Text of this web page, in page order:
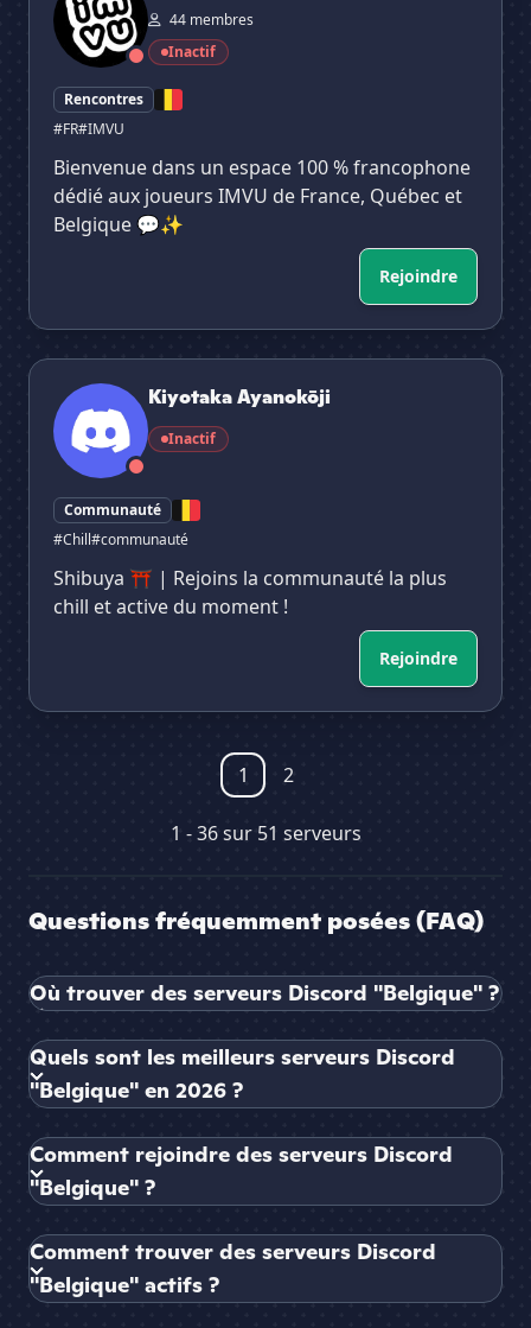
44 membres
Inactif
Rencontres
#FR#IMVU
Bienvenue dans un espace 100 % francophone
dédié aux joueurs IMVU de France, Québec et
Belgique 💬✨
Rejoindre
Kiyotaka Ayanokōji
Kiyotaka Ayanokōji
Inactif
Communauté
#Chill#communauté
Shibuya ⛩️ | Rejoins la communauté la plus
chill et active du moment !
Rejoindre
1 2
1 - 36 sur 51 serveurs
Questions fréquemment posées (FAQ)
Où trouver des serveurs Discord "Belgique" ?
Quels sont les meilleurs serveurs Discord
"Belgique" en 2026 ?
Comment rejoindre des serveurs Discord
"Belgique" ?
Comment trouver des serveurs Discord
"Belgique" actifs ?